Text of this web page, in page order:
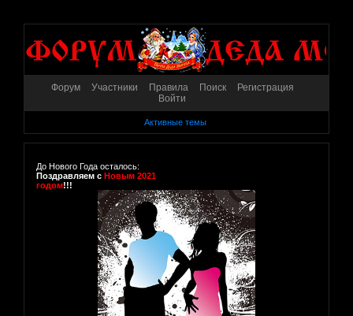
Форум Участники Правила Поиск
Регистрация
Войти
Активные темы
До Нового Года осталось:
Поздравляем с Новым 2021
годом!!!